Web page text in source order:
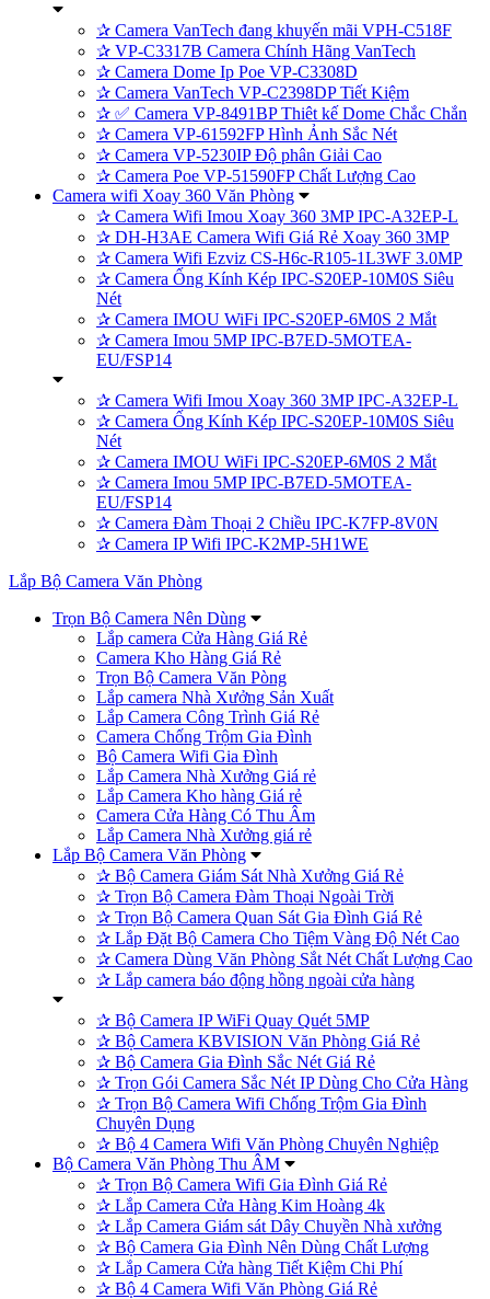
✰ Camera VanTech đang khuyến mãi VPH-C518F
✰ VP-C3317B Camera Chính Hãng VanTech
✰ Camera Dome Ip Poe VP-C3308D
✰ Camera VanTech VP-C2398DP Tiết Kiệm
✰ ✅ Camera VP-8491BP Thiêt kế Dome Chắc Chắn
✰ Camera VP-61592FP Hình Ảnh Sắc Nét
✰ Camera VP-5230IP Độ phân Giải Cao
✰ Camera Poe VP-51590FP Chất Lượng Cao
Camera wifi Xoay 360 Văn Phòng
✰ Camera Wifi Imou Xoay 360 3MP IPC-A32EP-L
✰ DH-H3AE Camera Wifi Giá Rẻ Xoay 360 3MP
✰ Camera Wifi Ezviz CS-H6c-R105-1L3WF 3.0MP
✰ Camera Ống Kính Kép IPC-S20EP-10M0S Siêu
Nét
✰ Camera IMOU WiFi IPC-S20EP-6M0S 2 Mắt
✰ Camera Imou 5MP IPC-B7ED-5MOTEA-
EU/FSP14
✰ Camera Wifi Imou Xoay 360 3MP IPC-A32EP-L
✰ Camera Ống Kính Kép IPC-S20EP-10M0S Siêu
Nét
✰ Camera IMOU WiFi IPC-S20EP-6M0S 2 Mắt
✰ Camera Imou 5MP IPC-B7ED-5MOTEA-
EU/FSP14
✰ Camera Đàm Thoại 2 Chiều IPC-K7FP-8V0N
✰ Camera IP Wifi IPC-K2MP-5H1WE
Lắp Bộ Camera Văn Phòng
Trọn Bộ Camera Nên Dùng
Lắp camera Cửa Hàng Giá Rẻ
Camera Kho Hàng Giá Rẻ
Trọn Bộ Camera Văn Pòng
Lắp camera Nhà Xưởng Sản Xuất
Lắp Camera Công Trình Giá Rẻ
Camera Chống Trộm Gia Đình
Bộ Camera Wifi Gia Đình
Lắp Camera Nhà Xưởng Giá rẻ
Lắp Camera Kho hàng Giá rẻ
Camera Cửa Hàng Có Thu Âm
Lắp Camera Nhà Xưởng giá rẻ
Lắp Bộ Camera Văn Phòng
✰ Bộ Camera Giám Sát Nhà Xưởng Giá Rẻ
✰ Trọn Bộ Camera Đàm Thoại Ngoài Trời
✰ Trọn Bộ Camera Quan Sát Gia Đình Giá Rẻ
✰ Lắp Đặt Bộ Camera Cho Tiệm Vàng Độ Nét Cao
✰ Camera Dùng Văn Phòng Sắt Nét Chất Lượng Cao
✰ Lắp camera báo động hồng ngoài cửa hàng
✰ Bộ Camera IP WiFi Quay Quét 5MP
✰ Bộ Camera KBVISION Văn Phòng Giá Rẻ
✰ Bộ Camera Gia Đình Sắc Nét Giá Rẻ
✰ Trọn Gói Camera Sắc Nét IP Dùng Cho Cửa Hàng
✰ Trọn Bộ Camera Wifi Chống Trộm Gia Đình
Chuyên Dụng
✰ Bộ 4 Camera Wifi Văn Phòng Chuyên Nghiệp
Bộ Camera Văn Phòng Thu ÂM
✰ Trọn Bộ Camera Wifi Gia Đình Giá Rẻ
✰ Lắp Camera Cửa Hàng Kim Hoàng 4k
✰ Lắp Camera Giám sát Dây Chuyền Nhà xưởng
✰ Bộ Camera Gia Đình Nên Dùng Chất Lượng
✰ Lắp Camera Cửa hàng Tiết Kiệm Chi Phí
✰ Bộ 4 Camera Wifi Văn Phòng Giá Rẻ